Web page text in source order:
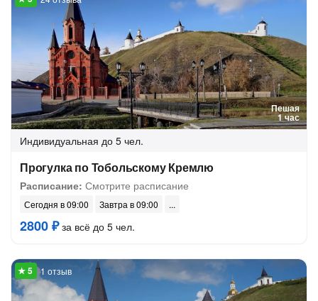
Пешая
1 час
Индивидуальная до 5 чел.
Прогулка по Тобольскому Кремлю
Расписание: Смотрите расписание
Сегодня в 09:00 Завтра в 09:00
2800 ₽за всё до 5 чел.
1 отзыв